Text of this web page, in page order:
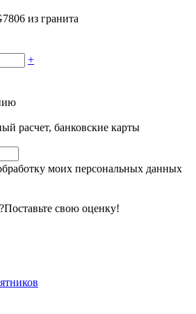
из гранита
+
расчет, банковские карты
моих персональных данных
Поставьте свою оценку!